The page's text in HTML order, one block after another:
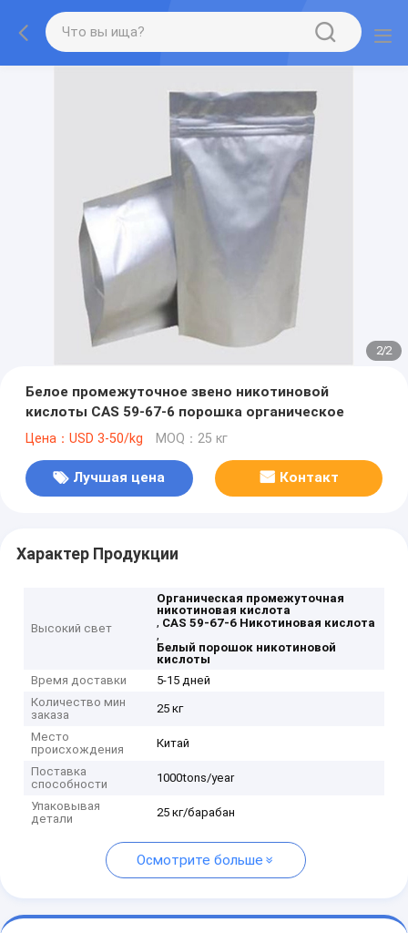
2/2
Белое промежуточное звено никотиновой
кислоты CAS 59-67-6 порошка органическое
Цена：USD 3-50/kg MOQ：25 кг
Лучшая цена Контакт
Характер Продукции
Высокий свет
Органическая промежуточная
никотиновая кислота
, CAS 59-67-6 Никотиновая кислота
,
Белый порошок никотиновой
кислоты
Время доставки
5-15 дней
Количество мин
заказа
25 кг
Место
происхождения
Китай
Поставка
способности
1000tons/year
Упаковывая
детали
25 кг/барабан
Осмотрите больше